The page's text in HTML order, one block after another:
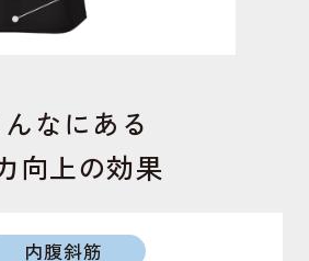
んなにある
向上の効果
内腹斜筋